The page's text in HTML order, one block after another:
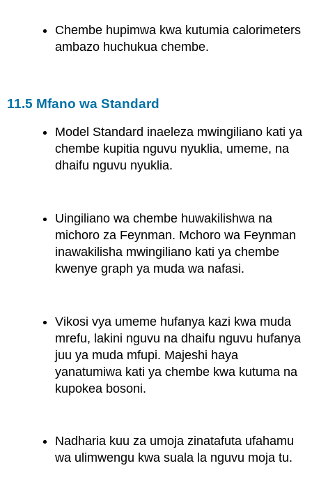
Chembe hupimwa kwa kutumia calorimeters
ambazo huchukua chembe.
11.5 Mfano wa Standard
Model Standard inaeleza mwingiliano kati ya
chembe kupitia nguvu nyuklia, umeme, na
dhaifu nguvu nyuklia.
Uingiliano wa chembe huwakilishwa na
michoro za Feynman. Mchoro wa Feynman
inawakilisha mwingiliano kati ya chembe
kwenye graph ya muda wa nafasi.
Vikosi vya umeme hufanya kazi kwa muda
mrefu, lakini nguvu na dhaifu nguvu hufanya
juu ya muda mfupi. Majeshi haya
yanatumiwa kati ya chembe kwa kutuma na
kupokea bosoni.
Nadharia kuu za umoja zinatafuta ufahamu
wa ulimwengu kwa suala la nguvu moja tu.